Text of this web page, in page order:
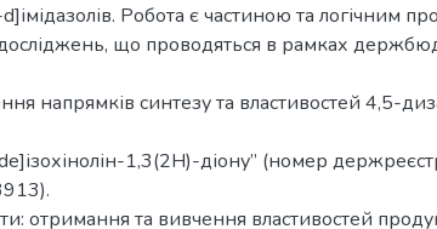
Робота є частиною та логічним
що проводяться в рамках
напрямків синтезу та властивостей 4,5-
1,3(2H)-діону” (номер
отримання та вивчення властивостей